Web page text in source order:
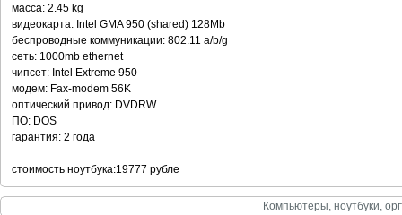
масса: 2.45 kg
видеокарта: Intel GMA 950 (shared) 128Mb
беспроводные коммуникации: 802.11 a/b/g
сеть: 1000mb ethernet
чипсет: Intel Extreme 950
модем: Fax-modem 56K
оптический привод: DVDRW
ПО: DOS
гарантия: 2 года
стоимость ноутбука:19777 рубле
Компьютеры, ноутбуки,